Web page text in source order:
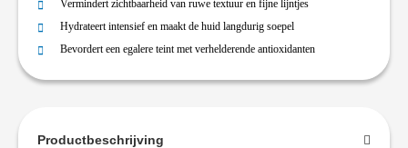
Vermindert zichtbaarheid van ruwe textuur en fijne lijntjes
Hydrateert intensief en maakt de huid langdurig soepel
Bevordert een egalere teint met verhelderende antioxidanten
Productbeschrijving